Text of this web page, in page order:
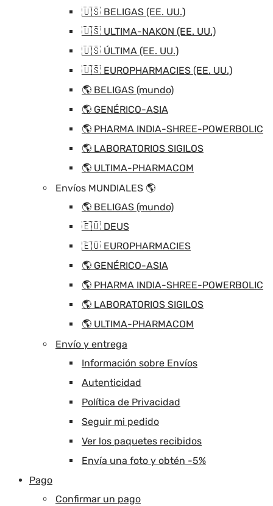
🇺🇸 BELIGAS (EE. UU.)
🇺🇸 ULTIMA-NAKON (EE. UU.)
🇺🇸 ÚLTIMA (EE. UU.)
🇺🇸 EUROPHARMACIES (EE. UU.)
🌎 BELIGAS (mundo)
🌎 GENÉRICO-ASIA
🌎 PHARMA INDIA-SHREE-POWERBOLIC
🌎 LABORATORIOS SIGILOS
🌎 ULTIMA-PHARMACOM
Envíos MUNDIALES 🌎
🌎 BELIGAS (mundo)
🇪🇺 DEUS
🇪🇺 EUROPHARMACIES
🌎 GENÉRICO-ASIA
🌎 PHARMA INDIA-SHREE-POWERBOLIC
🌎 LABORATORIOS SIGILOS
🌎 ULTIMA-PHARMACOM
Envío y entrega
Información sobre Envíos
Autenticidad
Política de Privacidad
Seguir mi pedido
Ver los paquetes recibidos
Envía una foto y obtén -5%
Pago
Confirmar un pago